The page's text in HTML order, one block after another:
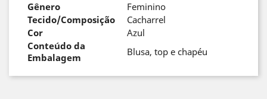
Gênero
Feminino
Tecido/Composição
Cacharrel
Cor
Azul
Conteúdo da
Embalagem
Blusa, top e chapéu